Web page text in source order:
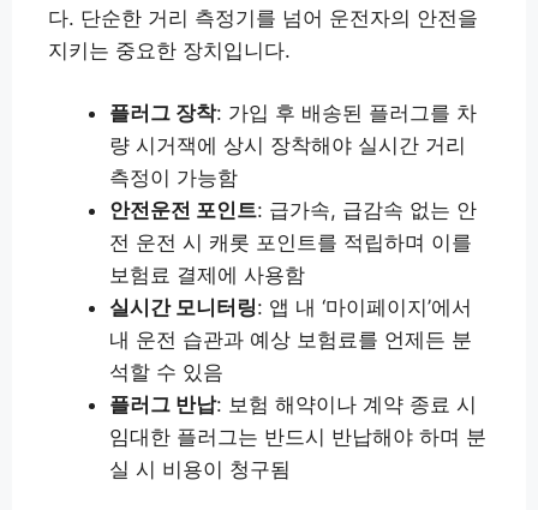
다. 단순한 거리 측정기를 넘어 운전자의 안전을
지키는 중요한 장치입니다.
플러그 장착: 가입 후 배송된 플러그를 차
량 시거잭에 상시 장착해야 실시간 거리
측정이 가능함
안전운전 포인트: 급가속, 급감속 없는 안
전 운전 시 캐롯 포인트를 적립하며 이를
보험료 결제에 사용함
실시간 모니터링: 앱 내 ‘마이페이지’에서
내 운전 습관과 예상 보험료를 언제든 분
석할 수 있음
플러그 반납: 보험 해약이나 계약 종료 시
임대한 플러그는 반드시 반납해야 하며 분
실 시 비용이 청구됨